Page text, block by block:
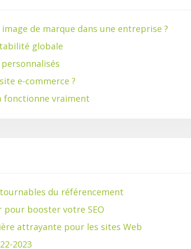
de marque dans une entreprise ?
globale
e-commerce ?
fonctionne vraiment
du référencement
booster votre SEO
attrayante pour les sites Web
2023